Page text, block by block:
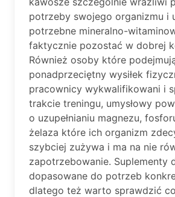
potrzeby swojego organizmu i
potrzebne mineralno-
faktycznie pozostać w dobrej
Również osoby które
ponadprzeciętny wysiłek
pracownicy wykwalifikowani i
trakcie treningu, umysłowy
o uzupełnianiu magnezu,
żelaza które ich organizm
szybciej zużywa i ma na nie
zapotrzebowanie. Suplementy
dopasowane do potrzeb
dlatego też warto sprawdzić